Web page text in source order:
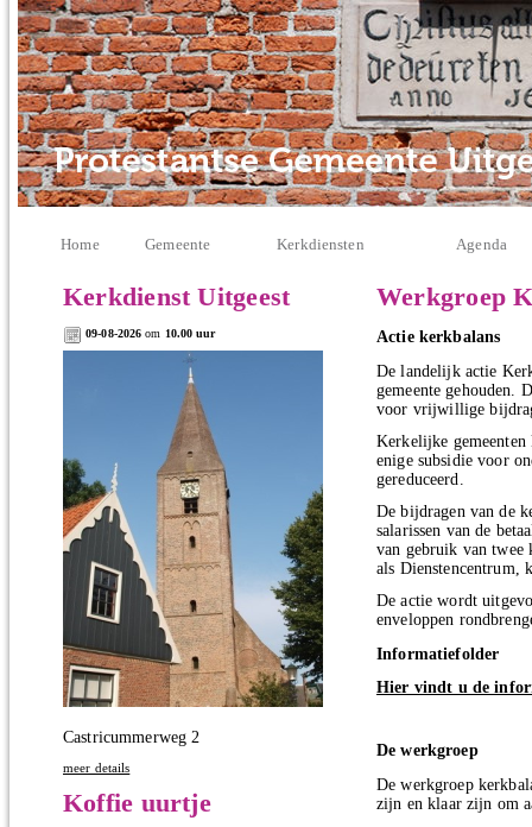
Kerkdienst Uitgeest
09-08-2026 om 10.00 uur
Castricummerweg 2
meer details
Koffie uurtje
Werkgroep
Actie kerkbalans
De landelijk actie
gemeente gehouden.
voor vrijwillige
Kerkelijke gemeenten
enige subsidie voor
gereduceerd.
De bijdragen van de
salarissen van de
van gebruik van twee
als Dienstencentrum,
De actie wordt
enveloppen
Informatiefolder
Hier vindt u de
De
De werkgroep
zijn en klaar zijn om
Home Gemeente Kerkdiensten Agenda